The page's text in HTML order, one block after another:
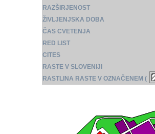
RAZŠIRJENOST
ŽIVLJENJSKA DOBA
ČAS CVETENJA
RED LIST
CITES
RASTE V SLOVENIJI
RASTLINA RASTE V OZNAČENEM (